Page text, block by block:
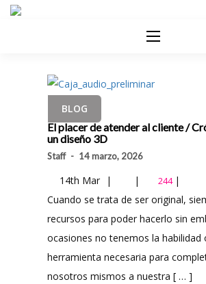
BLOG
El placer de atender al cliente /
un diseño 3D
Staff - 14 marzo, 2026
14th Mar | | 244 |
Cuando se trata de ser original,
recursos para poder hacerlo sin
ocasiones no tenemos la habilidad
herramienta necesaria para
nosotros mismos a nuestra [ … ]